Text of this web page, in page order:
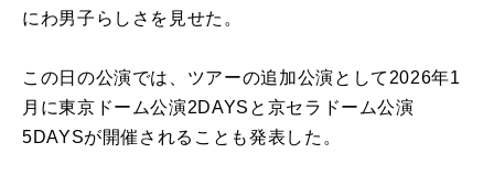
にわ男子らしさを見せた。
この日の公演では、ツアーの追加公演として2026年1
月に東京ドーム公演2DAYSと京セラドーム公演
5DAYSが開催されることも発表した。